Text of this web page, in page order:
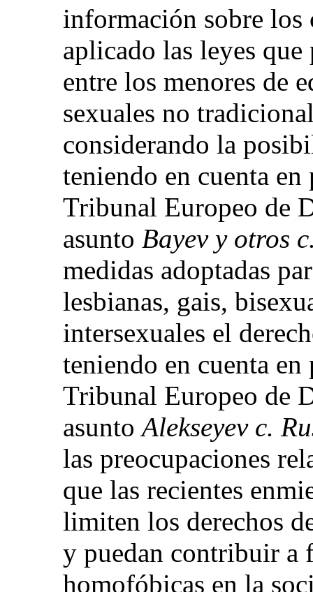
información sobre los
aplicado las leyes
entre los menores de
sexuales no
considerando la
teniendo en cuenta
Tribunal Europeo de
asunto Bayev y otros
medidas adoptadas
lesbianas, gais,
intersexuales el
teniendo en cuenta
Tribunal Europeo de
asuntoAlekseyev c.
las preocupaciones
que las recientes
limiten los derechos
y puedan contribuir a
homofóbicas en la